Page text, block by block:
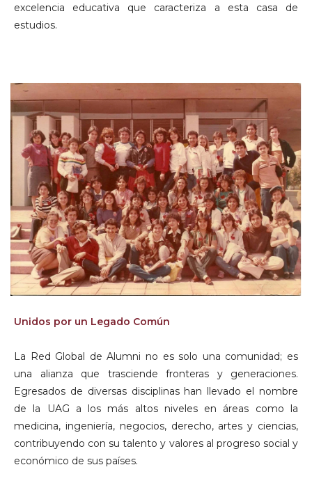
excelencia educativa que caracteriza a esta casa de
estudios.
Unidos por un Legado Común
La Red Global de Alumni no es solo una comunidad; es
una alianza que trasciende fronteras y generaciones.
Egresados de diversas disciplinas han llevado el nombre
de la UAG a los más altos niveles en áreas como la
medicina, ingeniería, negocios, derecho, artes y ciencias,
contribuyendo con su talento y valores al progreso social y
económico de sus países.